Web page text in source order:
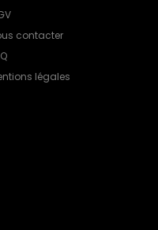
contacter
légales